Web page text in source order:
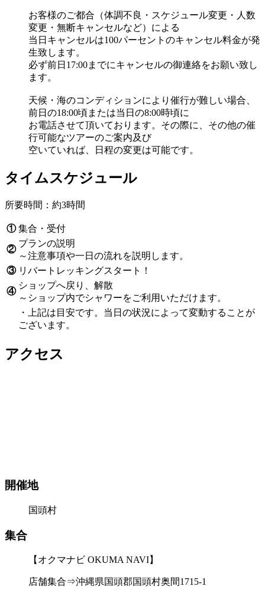
お客様のご都合（体調不良・スケジュール変更・人数
変更・無断キャンセルなど）による
当日キャンセルは100パーセントのキャンセル料金が発
生致します。
必ず前日17:00までにキャンセルの御連絡をお願い致し
ます。
天候・海のコンディションにより催行が難しい場合、
前日の18:00頃または当日の8:00時頃に
お電話させて頂いております。その際に、その他の催
行可能なツアーのご案内及び
空いていれば、日程の変更は可能です。
タイムスケジュール
所要時間：約3時間
① 集合・受付
②
プランの説明
～注意事項や一日の流れを説明します。
③ リバートレッキングスタート！
④
ショップへ戻り、解散
～ショップ内でシャワーをご利用いただけます。
・上記は目安です。当日の状況によって変動することが
ございます。
アクセス
開催地
国頭村
集合
【オクマナビ OKUMA NAVI】
店舗集合⇒沖縄県国頭郡国頭村奥間1715-1